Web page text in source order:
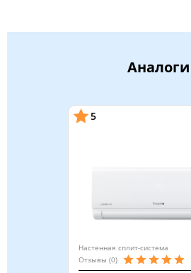
Аналоги
5
Настенная сплит-система
Отзывы (0)